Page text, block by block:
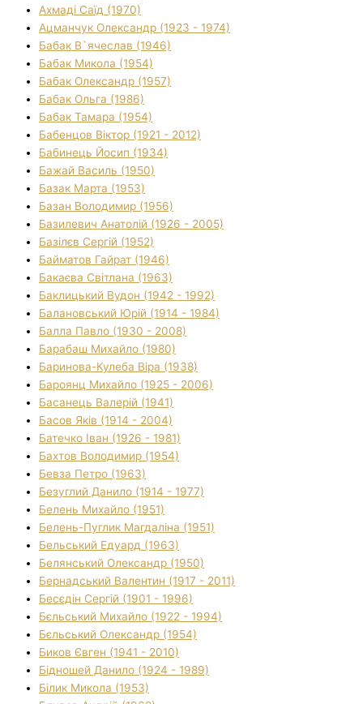
Ахмаді Саїд (1970)
Ацманчук Олександр (1923 - 1974)
Бабак В`ячеслав (1946)
Бабак Микола (1954)
Бабак Олександр (1957)
Бабак Ольга (1986)
Бабак Тамара (1954)
Бабенцов Віктор (1921 - 2012)
Бабинець Йосип (1934)
Бажай Василь (1950)
Базак Марта (1953)
Базан Володимир (1956)
Базилевич Анатолій (1926 - 2005)
Базілєв Сергій (1952)
Байматов Гайрат (1946)
Бакаєва Світлана (1963)
Баклицький Вудон (1942 - 1992)
Балановський Юрій (1914 - 1984)
Балла Павло (1930 - 2008)
Барабаш Михайло (1980)
Баринова-Кулеба Віра (1938)
Бароянц Михайло (1925 - 2006)
Басанець Валерій (1941)
Басов Яків (1914 - 2004)
Батечко Іван (1926 - 1981)
Бахтов Володимир (1954)
Бевза Петро (1963)
Безуглий Данило (1914 - 1977)
Белень Михайло (1951)
Белень-Пуглик Магдаліна (1951)
Бельський Едуард (1963)
Белянський Олександр (1950)
Бернадський Валентин (1917 - 2011)
Бесєдін Сергій (1901 - 1996)
Бєльський Михайло (1922 - 1994)
Бєльський Олександр (1954)
Биков Євген (1941 - 2010)
Бідношей Данило (1924 - 1989)
Білик Микола (1953)